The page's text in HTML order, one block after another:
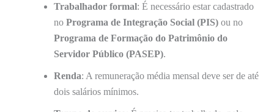
Trabalhador formal: É necessário estar cadastrado
no Programa de Integração Social (PIS) ou no
Programa de Formação do Patrimônio do
Servidor Público (PASEP).
Renda: A remuneração média mensal deve ser de até
dois salários mínimos.